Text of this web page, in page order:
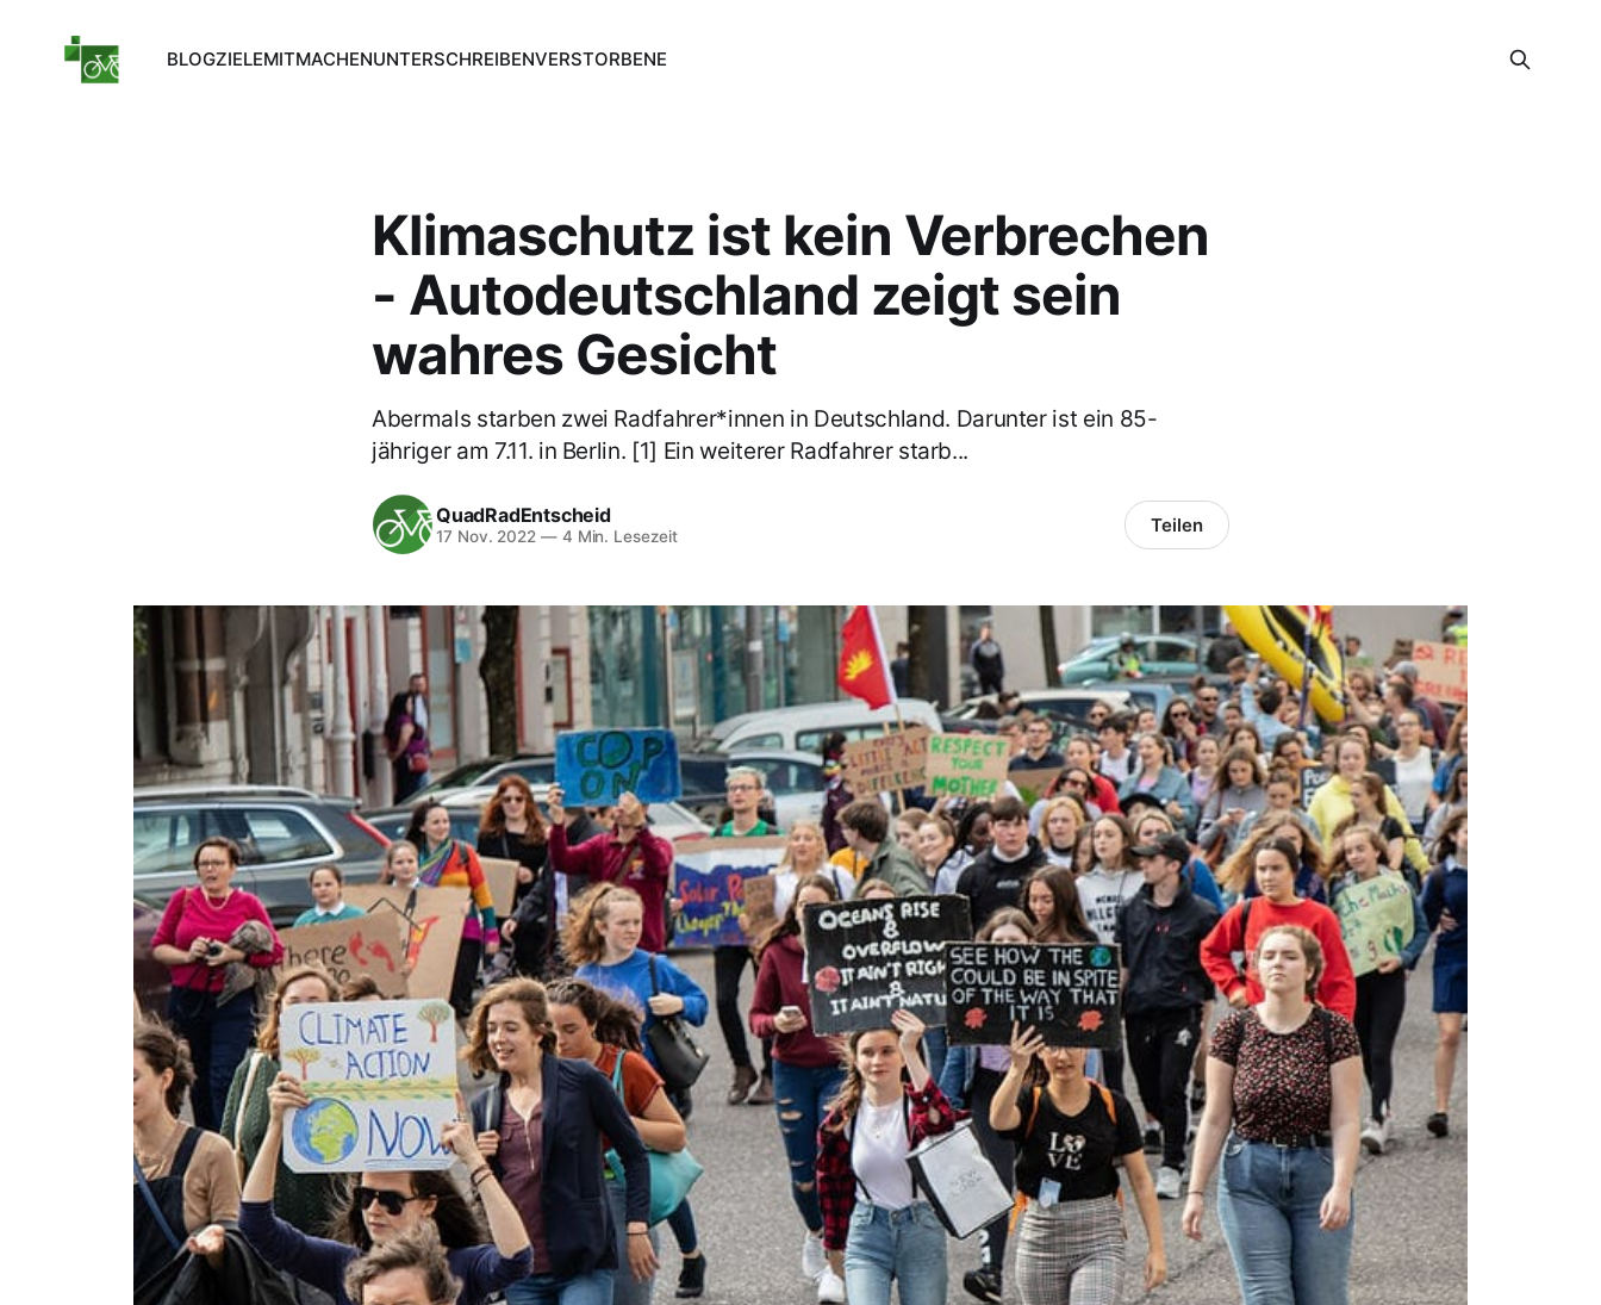
BLOGZIELEMITMACHENUNTERSCHREIBENVERSTORBENE
Klimaschutz ist kein Verbrechen
- Autodeutschland zeigt sein
wahres Gesicht
Abermals starben zwei Radfahrer*innen in Deutschland. Darunter ist ein 85-
jähriger am 7.11. in Berlin. [1] Ein weiterer Radfahrer starb...
QuadRadEntscheid
17 Nov. 2022 —4 Min. Lesezeit Teilen